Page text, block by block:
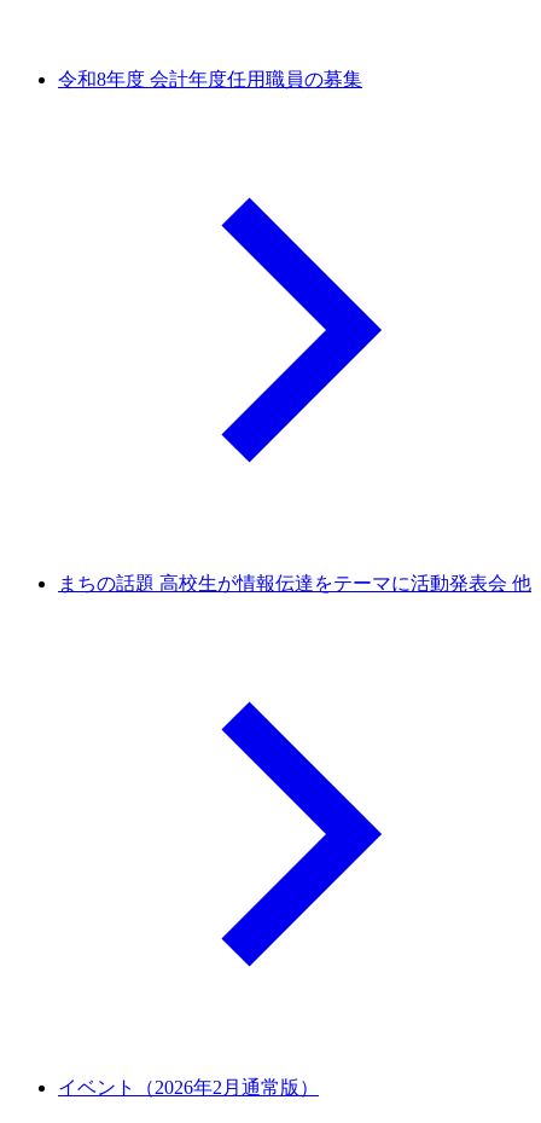
令和8年度 会計年度任用職員の募集
まちの話題 高校生が情報伝達をテーマに活動発表会 他
イベント（2026年2月通常版）